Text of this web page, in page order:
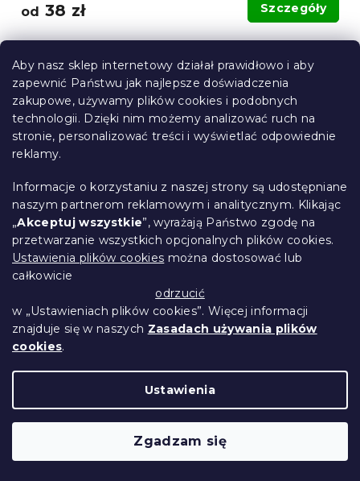
Aby nasz sklep internetowy działał prawidłowo i aby
zapewnić Państwu jak najlepsze doświadczenia
zakupowe, używamy plików cookies i podobnych
technologii. Dzięki nim możemy analizować ruch na
stronie, personalizować treści i wyświetlać odpowiednie
reklamy.
Informacje o korzystaniu z naszej strony są udostępniane
naszym partnerom reklamowym i analitycznym. Klikając
„Akceptuj wszystkie”, wyrażają Państwo zgodę na
przetwarzanie wszystkich opcjonalnych plików cookies.
Ustawienia plików cookies można dostosować lub
całkowicie
odrzucić
w „Ustawieniach plików cookies”. Więcej informacji
znajduje się w naszych Zasadach używania plików
cookies.
Ustawienia
Zgadzam się
od 38 zł Szczegóły
Zasłona OXFORD LIGHT 140x250 cm,
jasnoszara
W magazynie(>10 szt)
39 zł
K
o
n